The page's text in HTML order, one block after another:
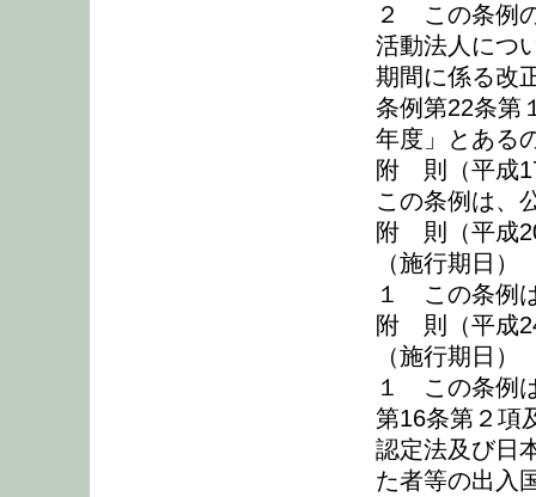
２ この条例
活動法人につ
期間に係る改
条例第22条第
年度」とある
附 則（平成
この条例は、
附 則（平成
（施行期日）
１ この条例
附 則（平成
（施行期日）
１ この条例
第16条第２項
認定法及び日
た者等の出入